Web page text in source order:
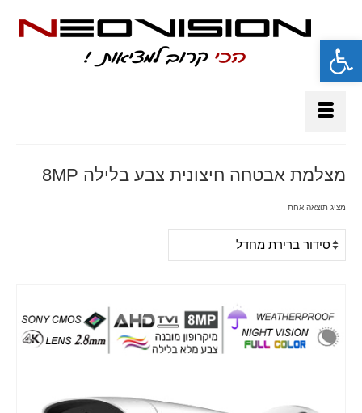
פתח סרגל נגישות
מצלמת אבטחה חיצונית צבע בלילה 8MP
מציג תוצאה אחת